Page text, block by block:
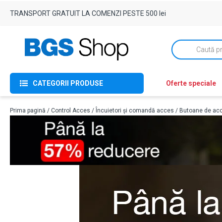
TRANSPORT GRATUIT LA COMENZI PESTE 500 lei
Products
search
CATEGORII PRODUSE Oferte speciale
Prima pagină / Control Acces / Încuietori și comandă acces / Butoane de